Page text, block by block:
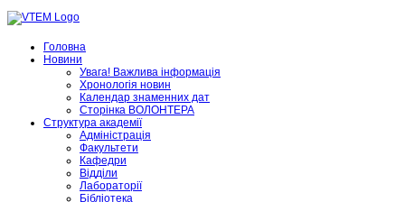
Головна
Новини
Увага! Важлива інформація
Хронологія новин
Календар знаменних дат
Сторінка ВОЛОНТЕРА
Структура академії
Адміністрація
Факультети
Кафедри
Відділи
Лабораторії
Бібліотека